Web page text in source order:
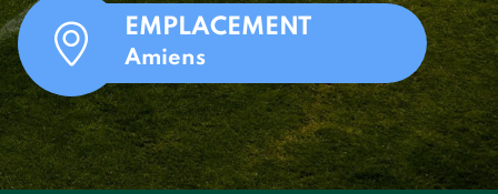
EMPLACEMENT
Amiens